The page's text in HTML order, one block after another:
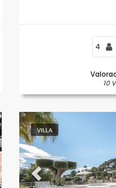
4
10
VILLA
Previous